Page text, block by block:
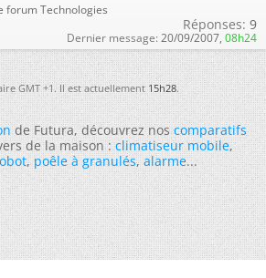
forum Technologies
Réponses: 9
Dernier message: 20/09/2007, 08h24
GMT +1. Il est actuellement15h28.
de Futura, découvrez noscomparatifs
de la maison :climatiseur mobile,
,poêle à granulés,alarme...